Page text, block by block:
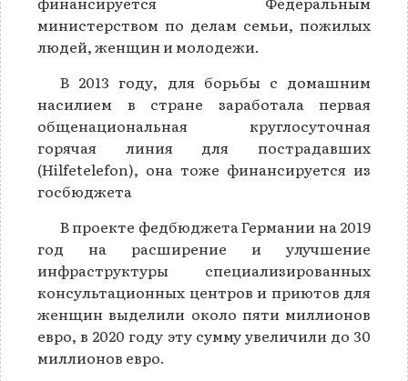
министерством по делам семьи, пожилых
людей, женщин и молодежи.
В 2013 году, для борьбы с домашним
насилием в стране заработала первая
общенациональная круглосуточная
горячая линия для пострадавших
(Hilfetelefon), она тоже финансируется из
госбюджета
В проекте федбюджета Германии на 2019
год на расширение и улучшение
инфраструктуры специализированных
консультационных центров и приютов для
женщин выделили около пяти миллионов
евро, в 2020 году эту сумму увеличили до 30
миллионов евро.